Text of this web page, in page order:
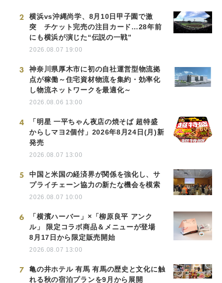
2
横浜vs沖縄尚学、8月10日甲子園で激
突 チケット完売の注目カード…28年前
にも横浜が演じた“伝説の一戦”
2026.08.07 19:00
3
神奈川県厚木市に初の自社運営型物流拠
点が稼働～住宅資材物流を集約・効率化
し物流ネットワークを最適化～
2026.08.06 13:00
4
「明星 一平ちゃん夜店の焼そば 超特盛
からしマヨ2個付」2026年8月24日(月)新
発売
2026.08.07 13:00
5
中国と米国の経済界が関係を強化し、サ
プライチェーン協力の新たな機会を模索
2026.08.07 10:00
6
「横濱ハーバー」×「柳原良平 アンク
ル」 限定コラボ商品＆メニューが登場
8月17日から限定販売開始
2026.08.07 13:00
7
亀の井ホテル 有馬 有馬の歴史と文化に触
れる秋の宿泊プランを9月から展開